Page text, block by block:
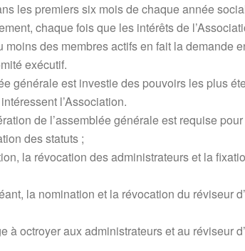
les premiers six mois de chaque année
chaque fois que les intérêts de
moins des membres actifs en fait la demande
exécutif.
générale est investie des pouvoirs les plus
l’Association.
de l’assemblée générale est requise pour
des statuts ;
la révocation des administrateurs et la
la nomination et la révocation du réviseur
à octroyer aux administrateurs et au réviseur